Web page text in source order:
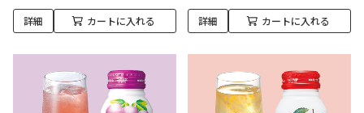
詳細 カートに入れる 詳細 カートに入れる